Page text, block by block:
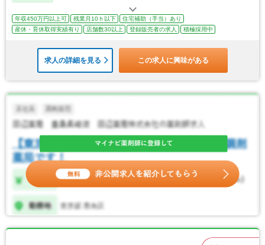
年収450万円以上可 残業月10ｈ以下
住宅補助（手当）あり
産休・育休取得実績有り
店舗数30以上 登録販売者の求人 積極採用中
求人の詳細を見る この求人に興味がある